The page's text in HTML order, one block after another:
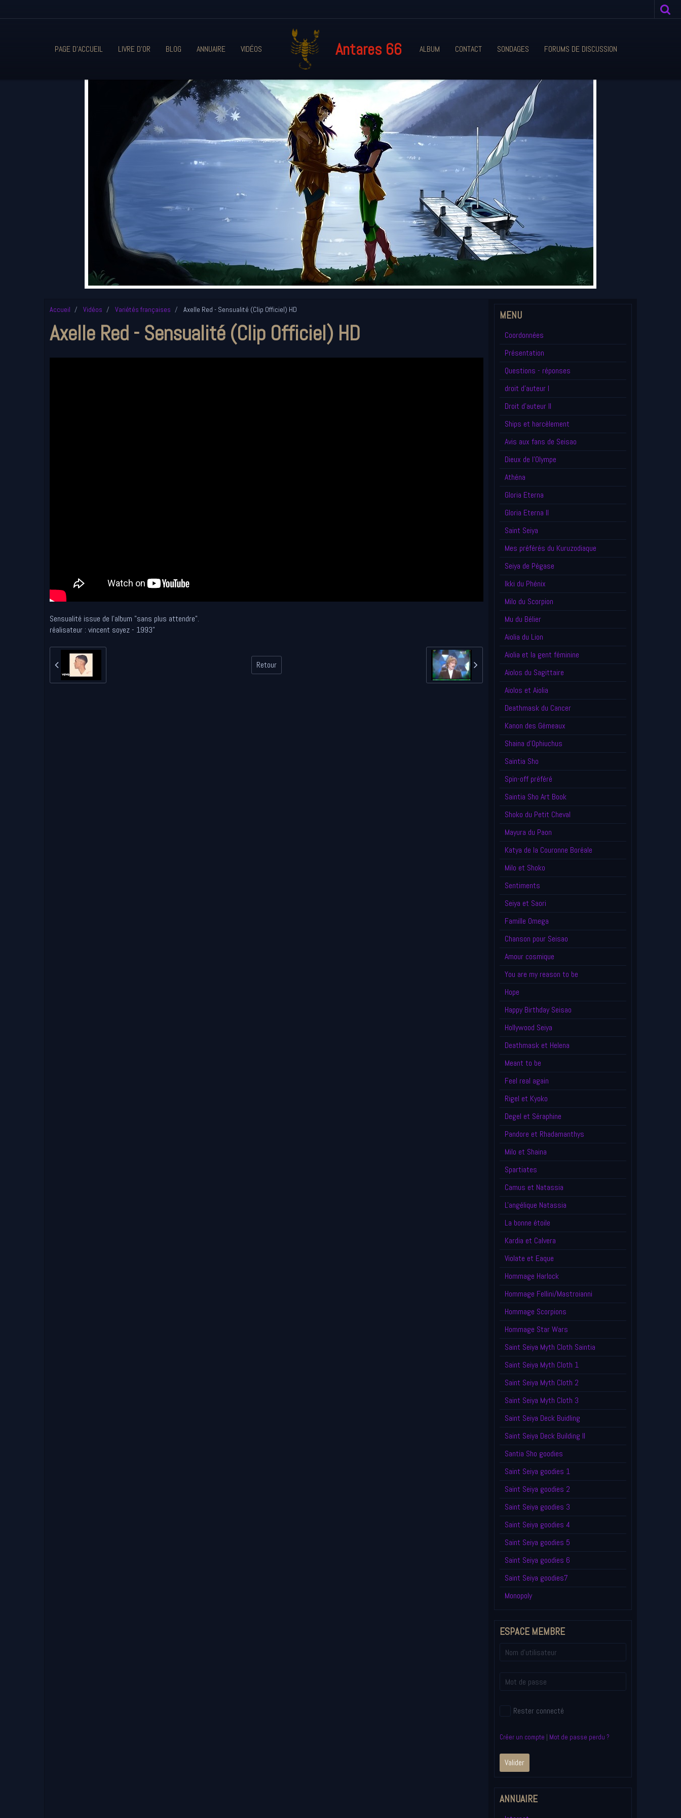
PAGE D'ACCUEIL LIVRE D'OR BLOG ANNUAIRE VIDÉOS Antares 66 ALBUM CONTACT SONDAGES FORUMS DE DISCUSSION
Accueil Vidéos Variétés françaises Axelle Red - Sensualité (Clip Officiel) HD
Axelle Red - Sensualité (Clip Officiel) HD
Sensualité issue de l'album "sans plus attendre".
réalisateur : vincent soyez - 1993"
Retour
MENU
Coordonnées
Présentation
Questions - réponses
droit d'auteur I
Droit d'auteur II
Ships et harcèlement
Avis aux fans de Seisao
Dieux de l'Olympe
Athéna
Gloria Eterna
Gloria Eterna II
Saint Seiya
Mes préférés du Kuruzodiaque
Seiya de Pégase
Ikki du Phénix
Milo du Scorpion
Mu du Bélier
Aiolia du Lion
Aiolia et la gent féminine
Aiolos du Sagittaire
Aiolos et Aiolia
Deathmask du Cancer
Kanon des Gémeaux
Shaina d'Ophiuchus
Saintia Sho
Spin-off préféré
Saintia Sho Art Book
Shoko du Petit Cheval
Mayura du Paon
Katya de la Couronne Boréale
Milo et Shoko
Sentiments
Seiya et Saori
Famille Omega
Chanson pour Seisao
Amour cosmique
You are my reason to be
Hope
Happy Birthday Seisao
Hollywood Seiya
Deathmask et Helena
Meant to be
Feel real again
Rigel et Kyoko
Degel et Séraphine
Pandore et Rhadamanthys
Milo et Shaina
Spartiates
Camus et Natassia
L'angélique Natassia
La bonne étoile
Kardia et Calvera
Violate et Eaque
Hommage Harlock
Hommage Fellini/Mastroianni
Hommage Scorpions
Hommage Star Wars
Saint Seiya Myth Cloth Saintia
Saint Seiya Myth Cloth 1
Saint Seiya Myth Cloth 2
Saint Seiya Myth Cloth 3
Saint Seiya Deck Buidling
Saint Seiya Deck Building II
Santia Sho goodies
Saint Seiya goodies 1
Saint Seiya goodies 2
Saint Seiya goodies 3
Saint Seiya goodies 4
Saint Seiya goodies 5
Saint Seiya goodies 6
Saint Seiya goodies7
Monopoly
ESPACE MEMBRE
Rester connecté
Créer un compte | Mot de passe perdu ?
Valider
ANNUAIRE